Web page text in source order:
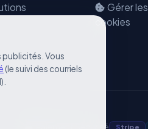
Gérer les
cookies
Paiement Sécurisé Stripe
publicités. Vous
(le suivi des courriels